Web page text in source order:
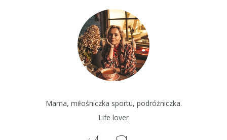
Mama, miłośniczka sportu, podróżniczka.
Life lover